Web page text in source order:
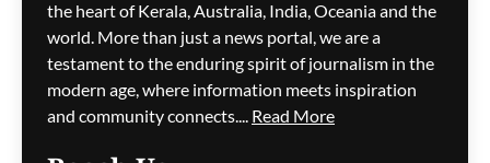
ഭീഷണി; ലോകകപ്പിനിടെ
സുരക്ഷാഭീഷണികൾ
വെളിപ്പെടുത്തി ചോർന്ന
പൊലീസ് റിപ്പോർട്ട്
മെഹ്റു ഇസ്മായില്‍
the heart of Kerala, Australia, India, Oceania and the
world. More than just a news portal, we are a
testament to the enduring spirit of journalism in the
modern age, where information meets inspiration
and community connects.... Read More